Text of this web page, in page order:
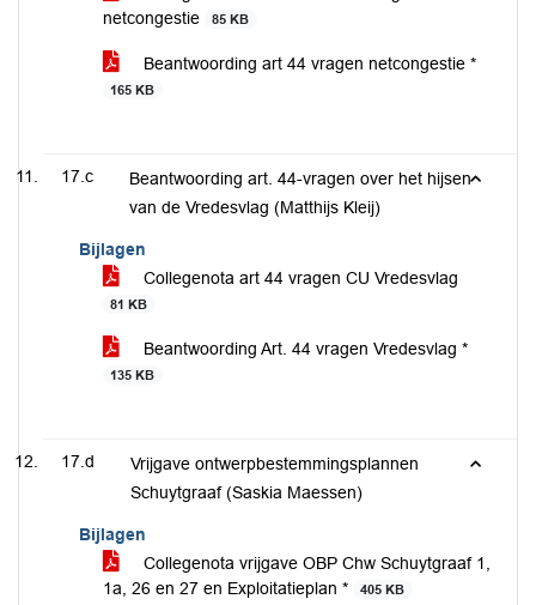
netcongestie
85 KB
Beantwoording art 44 vragen netcongestie *
165 KB
17.c
Beantwoording art. 44-vragen over het hijsen
van de Vredesvlag (Matthijs Kleij)
Bijlagen
Collegenota art 44 vragen CU Vredesvlag
81 KB
Beantwoording Art. 44 vragen Vredesvlag *
135 KB
17.d
Vrijgave ontwerpbestemmingsplannen
Schuytgraaf (Saskia Maessen)
Bijlagen
Collegenota vrijgave OBP Chw Schuytgraaf 1,
1a, 26 en 27 en Exploitatieplan *
405 KB